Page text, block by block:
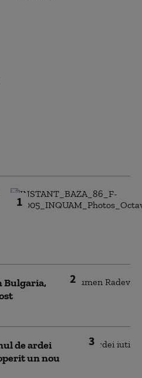
1
2
Bulgaria,
3
de ardei
un nou